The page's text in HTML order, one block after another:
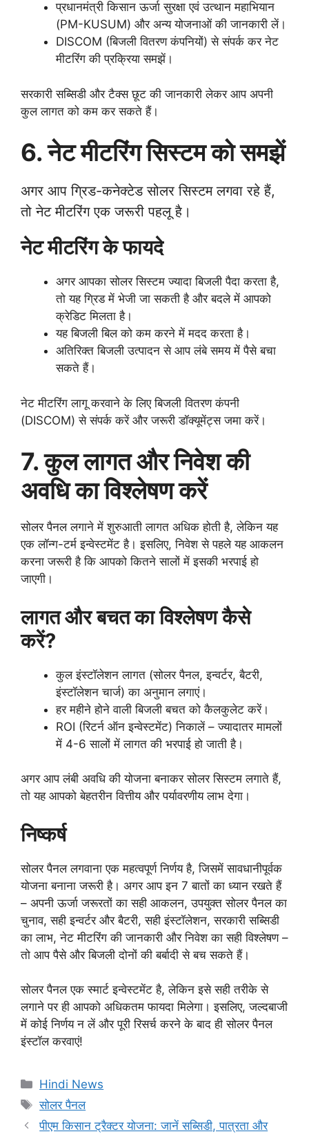
प्रधानमंत्री किसान ऊर्जा सुरक्षा एवं उत्थान महाभियान
(PM-KUSUM) और अन्य योजनाओं की जानकारी लें।
DISCOM (बिजली वितरण कंपनियों) से संपर्क कर नेट
मीटरिंग की प्रक्रिया समझें।
सरकारी सब्सिडी और टैक्स छूट की जानकारी लेकर आप अपनी
कुल लागत को कम कर सकते हैं।
6. नेट मीटरिंग सिस्टम को समझें
अगर आप ग्रिड-कनेक्टेड सोलर सिस्टम लगवा रहे हैं,
तो नेट मीटरिंग एक जरूरी पहलू है।
नेट मीटरिंग के फायदे
अगर आपका सोलर सिस्टम ज्यादा बिजली पैदा करता है,
तो यह ग्रिड में भेजी जा सकती है और बदले में आपको
क्रेडिट मिलता है।
यह बिजली बिल को कम करने में मदद करता है।
अतिरिक्त बिजली उत्पादन से आप लंबे समय में पैसे बचा
सकते हैं।
नेट मीटरिंग लागू करवाने के लिए बिजली वितरण कंपनी
(DISCOM) से संपर्क करें और जरूरी डॉक्यूमेंट्स जमा करें।
7. कुल लागत और निवेश की
अवधि का विश्लेषण करें
सोलर पैनल लगाने में शुरुआती लागत अधिक होती है, लेकिन यह
एक लॉन्ग-टर्म इन्वेस्टमेंट है। इसलिए, निवेश से पहले यह आकलन
करना जरूरी है कि आपको कितने सालों में इसकी भरपाई हो
जाएगी।
लागत और बचत का विश्लेषण कैसे
करें?
कुल इंस्टॉलेशन लागत (सोलर पैनल, इन्वर्टर, बैटरी,
इंस्टॉलेशन चार्ज) का अनुमान लगाएं।
हर महीने होने वाली बिजली बचत को कैलकुलेट करें।
ROI (रिटर्न ऑन इन्वेस्टमेंट) निकालें – ज्यादातर मामलों
में 4-6 सालों में लागत की भरपाई हो जाती है।
अगर आप लंबी अवधि की योजना बनाकर सोलर सिस्टम लगाते हैं,
तो यह आपको बेहतरीन वित्तीय और पर्यावरणीय लाभ देगा।
निष्कर्ष
सोलर पैनल लगवाना एक महत्वपूर्ण निर्णय है, जिसमें सावधानीपूर्वक
योजना बनाना जरूरी है। अगर आप इन 7 बातों का ध्यान रखते हैं
– अपनी ऊर्जा जरूरतों का सही आकलन, उपयुक्त सोलर पैनल का
चुनाव, सही इन्वर्टर और बैटरी, सही इंस्टॉलेशन, सरकारी सब्सिडी
का लाभ, नेट मीटरिंग की जानकारी और निवेश का सही विश्लेषण –
तो आप पैसे और बिजली दोनों की बर्बादी से बच सकते हैं।
सोलर पैनल एक स्मार्ट इन्वेस्टमेंट है, लेकिन इसे सही तरीके से
लगाने पर ही आपको अधिकतम फायदा मिलेगा। इसलिए, जल्दबाजी
में कोई निर्णय न लें और पूरी रिसर्च करने के बाद ही सोलर पैनल
इंस्टॉल करवाएं!
Categories
Hindi News
Tags
सोलर पैनल
पीएम किसान ट्रैक्टर योजना: जानें सब्सिडी, पात्रता और